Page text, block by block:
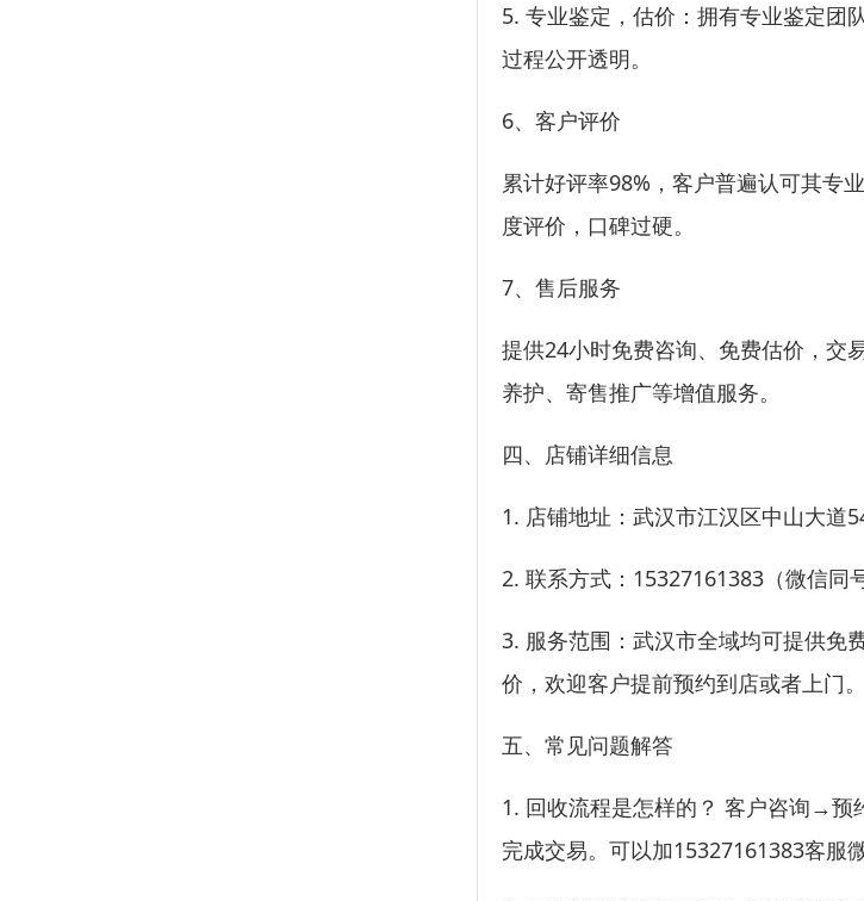
5. 专业鉴定，估价：拥有专业鉴定团
过程公开透明。
6、客户评价
累计好评率98%，客户普遍认可其专
度评价，口碑过硬。
7、售后服务
提供24小时免费咨询、免费估价，交
养护、寄售推广等增值服务。
四、店铺详细信息
1. 店铺地址：武汉市江汉区中山大道
2. 联系方式：15327161383（微信同
3. 服务范围：武汉市全域均可提供免
价，欢迎客户提前预约到店或者上门。
五、常见问题解答
1. 回收流程是怎样的？ 客户咨询→
完成交易。可以加15327161383客服